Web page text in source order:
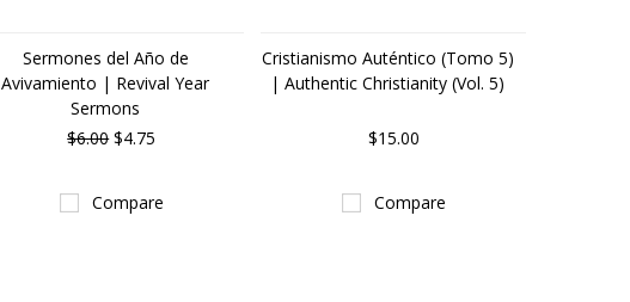
Sermones del Año de
Avivamiento | Revival Year
Sermons
$6.00$4.75
Compare
Cristianismo Auténtico (Tomo 5)
| Authentic Christianity (Vol. 5)
$15.00
Compare